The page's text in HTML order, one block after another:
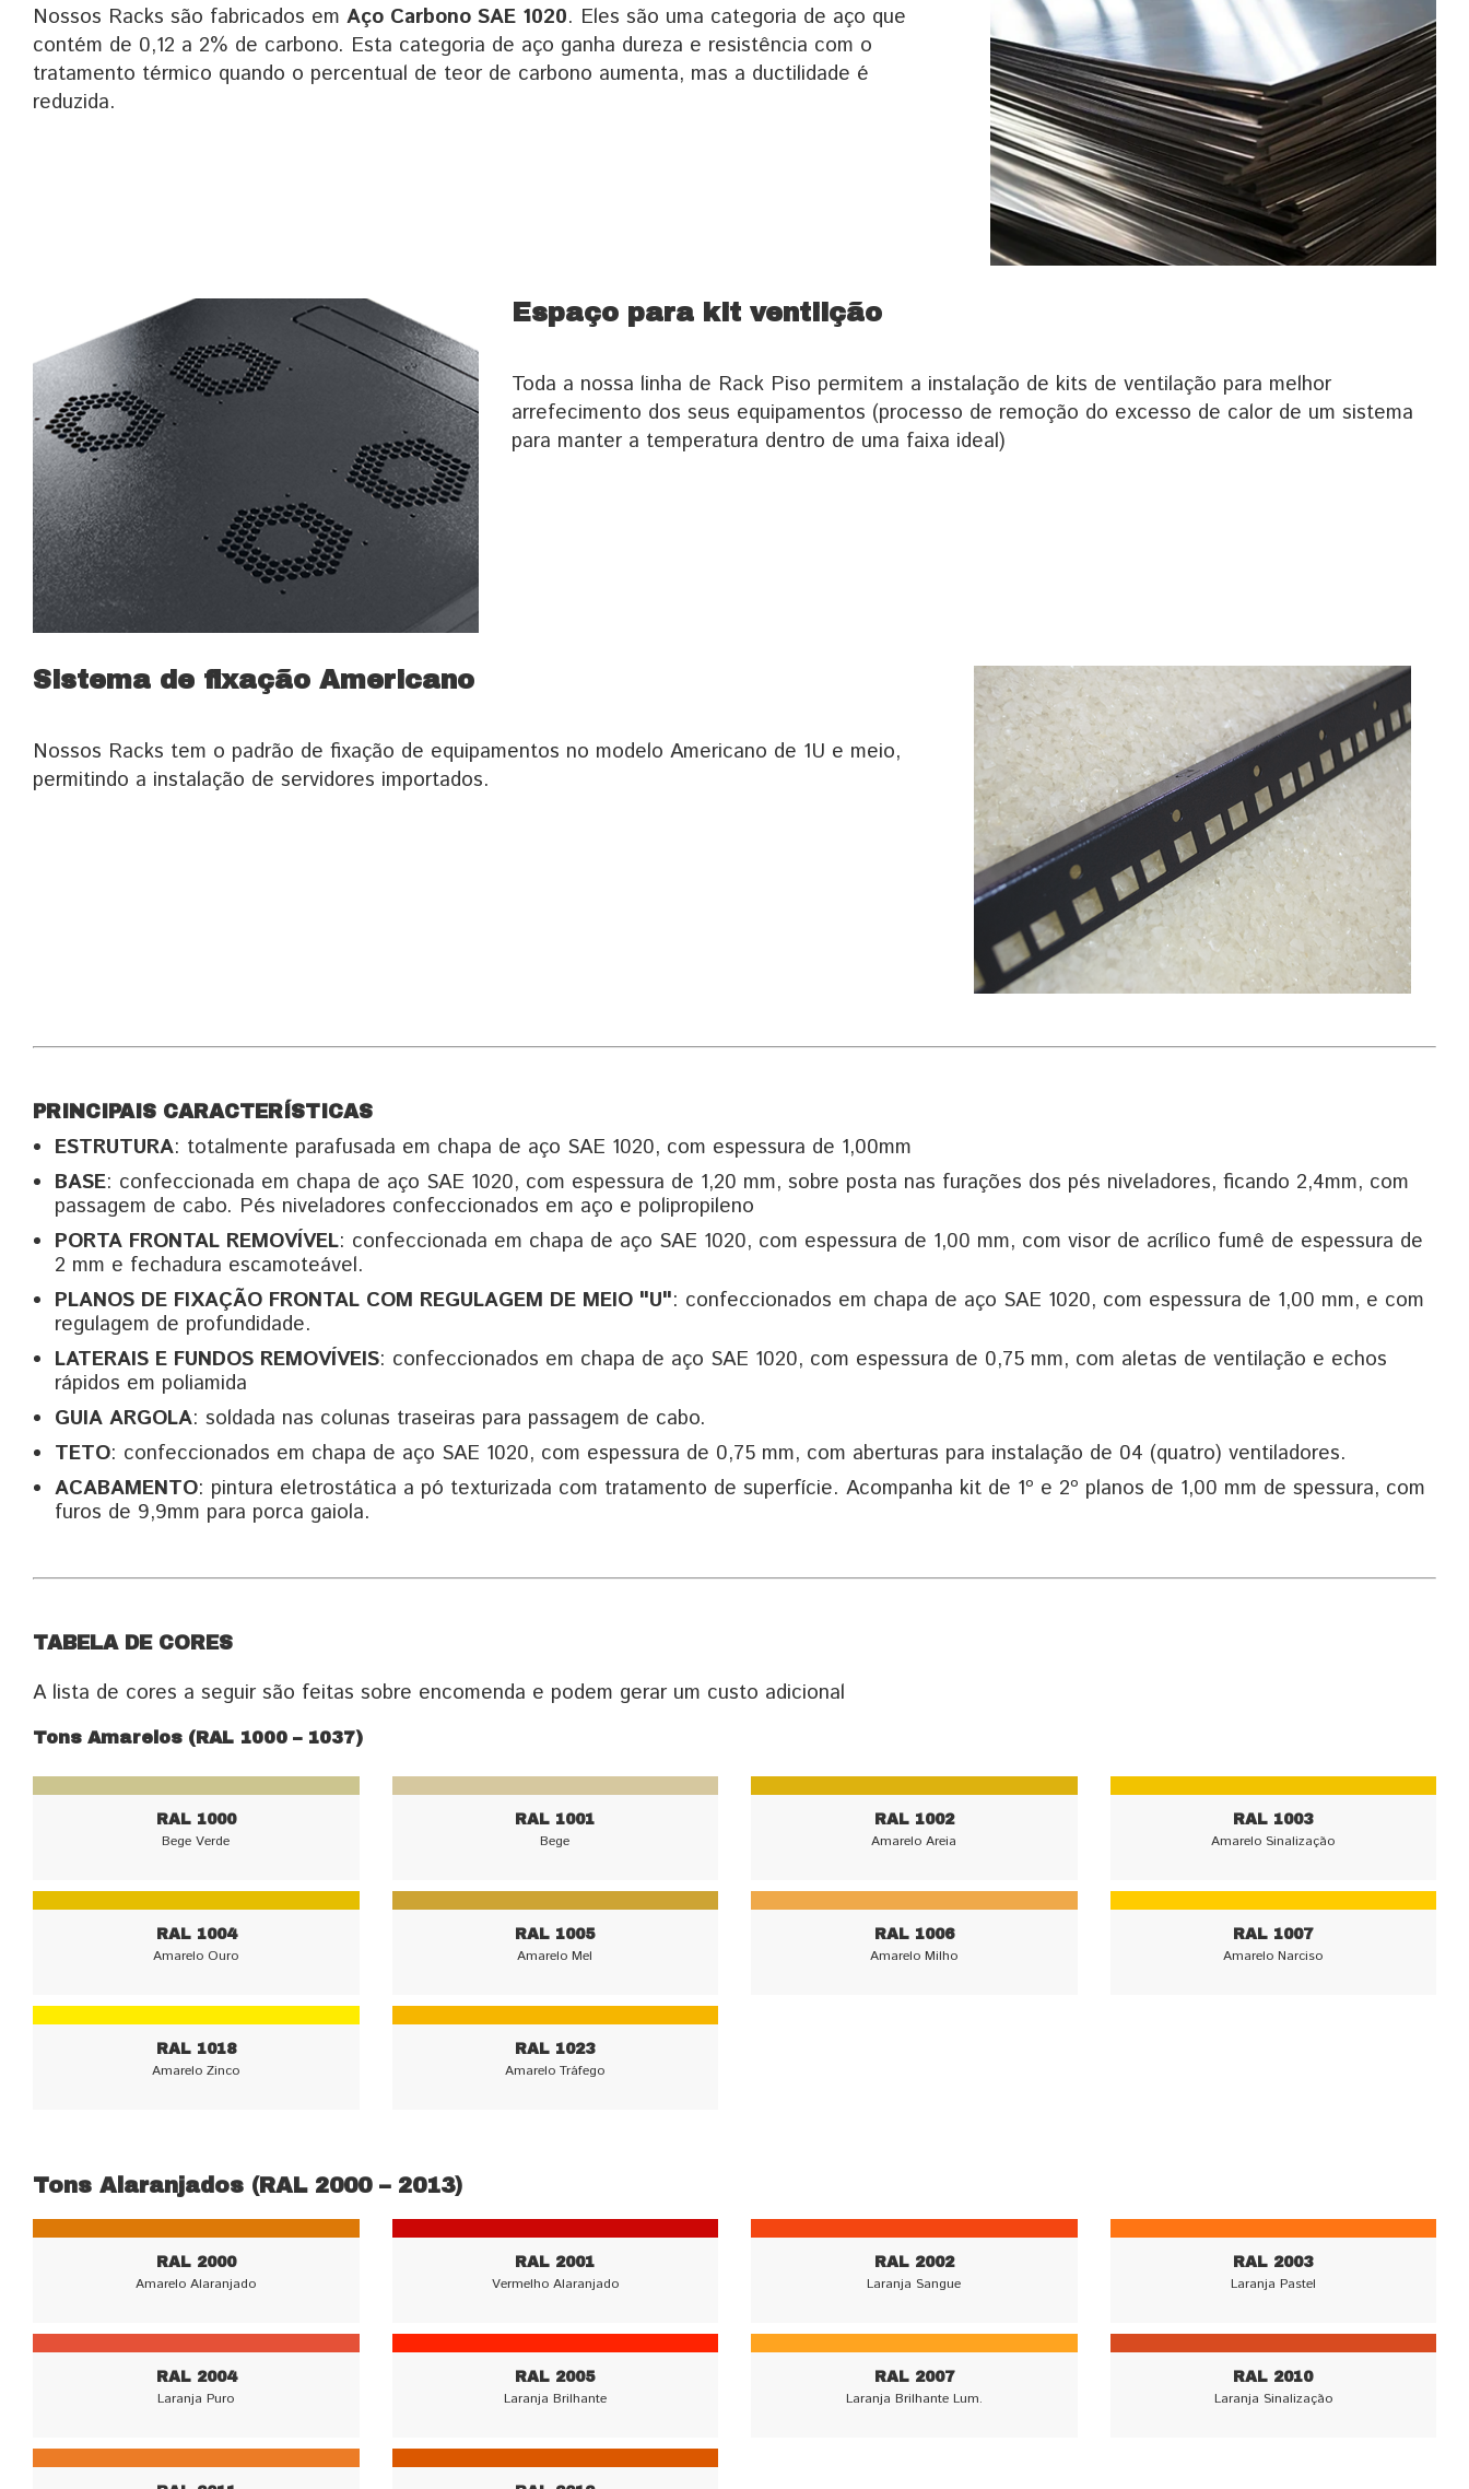
Nossos Racks são fabricados em Aço Carbono SAE 1020. Eles são uma categoria de aço que
contém de 0,12 a 2% de carbono. Esta categoria de aço ganha dureza e resistência com o
tratamento térmico quando o percentual de teor de carbono aumenta, mas a ductilidade é
reduzida.
Espaço para kit ventilção
Toda a nossa linha de Rack Piso permitem a instalação de kits de ventilação para melhor
arrefecimento dos seus equipamentos (processo de remoção do excesso de calor de um sistema
para manter a temperatura dentro de uma faixa ideal)
Sistema de fixação Americano
Nossos Racks tem o padrão de fixação de equipamentos no modelo Americano de 1U e meio,
permitindo a instalação de servidores importados.
PRINCIPAIS CARACTERÍSTICAS
ESTRUTURA: totalmente parafusada em chapa de aço SAE 1020, com espessura de 1,00mm
BASE: confeccionada em chapa de aço SAE 1020, com espessura de 1,20 mm, sobre posta nas furações dos pés niveladores, ficando 2,4mm, com
passagem de cabo. Pés niveladores confeccionados em aço e polipropileno
PORTA FRONTAL REMOVÍVEL: confeccionada em chapa de aço SAE 1020, com espessura de 1,00 mm, com visor de acrílico fumê de espessura de
2 mm e fechadura escamoteável.
PLANOS DE FIXAÇÃO FRONTAL COM REGULAGEM DE MEIO "U": confeccionados em chapa de aço SAE 1020, com espessura de 1,00 mm, e com
regulagem de profundidade.
LATERAIS E FUNDOS REMOVÍVEIS: confeccionados em chapa de aço SAE 1020, com espessura de 0,75 mm, com aletas de ventilação e echos
rápidos em poliamida
GUIA ARGOLA: soldada nas colunas traseiras para passagem de cabo.
TETO: confeccionados em chapa de aço SAE 1020, com espessura de 0,75 mm, com aberturas para instalação de 04 (quatro) ventiladores.
ACABAMENTO: pintura eletrostática a pó texturizada com tratamento de superfície. Acompanha kit de 1º e 2º planos de 1,00 mm de spessura, com
furos de 9,9mm para porca gaiola.
TABELA DE CORES
A lista de cores a seguir são feitas sobre encomenda e podem gerar um custo adicional
Tons Amarelos (RAL 1000 – 1037)
RAL 1000
Bege Verde
RAL 1001
Bege
RAL 1002
Amarelo Areia
RAL 1003
Amarelo Sinalização
RAL 1004
Amarelo Ouro
RAL 1005
Amarelo Mel
RAL 1006
Amarelo Milho
RAL 1007
Amarelo Narciso
RAL 1018
Amarelo Zinco
RAL 1023
Amarelo Tráfego
Tons Alaranjados (RAL 2000 – 2013)
RAL 2000
Amarelo Alaranjado
RAL 2001
Vermelho Alaranjado
RAL 2002
Laranja Sangue
RAL 2003
Laranja Pastel
RAL 2004
Laranja Puro
RAL 2005
Laranja Brilhante
RAL 2007
Laranja Brilhante Lum.
RAL 2010
Laranja Sinalização